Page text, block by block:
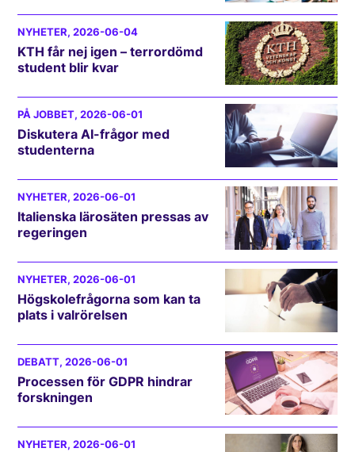
NYHETER, 2026-06-04
KTH får nej igen – terrordömd
student blir kvar
PÅ JOBBET, 2026-06-01
Diskutera AI-frågor med
studenterna
NYHETER, 2026-06-01
Italienska lärosäten pressas av
regeringen
NYHETER, 2026-06-01
Högskolefrågorna som kan ta
plats i valrörelsen
DEBATT, 2026-06-01
Processen för GDPR hindrar
forskningen
NYHETER, 2026-06-01